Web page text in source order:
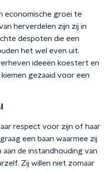
economische groei te
herverdelen zijn zij in
despoten die een
het wel even uit.
ideeën koestert en
gezaaid voor een
respect voor zijn of haar
een baan waarmee zij
de instandhouding van
Zij willen niet zomaar